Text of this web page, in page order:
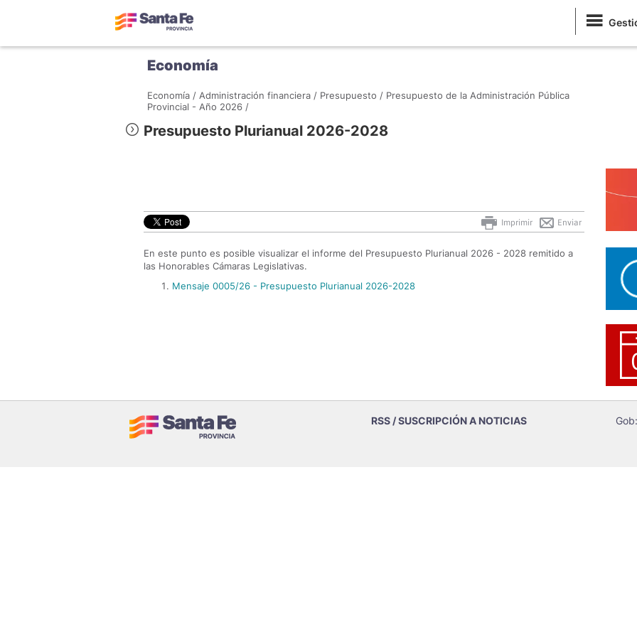
Economía
Economía / Administración financiera / Presupuesto / Presupuesto de la Administración Pública
Provincial - Año 2026 /
Presupuesto Plurianual 2026-2028
Enviar
Imprimir
En este punto es posible visualizar el informe del Presupuesto Plurianual 2026 - 2028 remitido a
las Honorables Cámaras Legislativas.
Mensaje 0005/26 - Presupuesto Plurianual 2026-2028
RSS / SUSCRIPCIÓN A NOTICIAS